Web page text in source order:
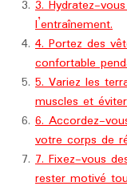
3. Hydratez-
l’entraînement.
4. Portez des
confortable
5. Variez les
muscles et
6. Accordez-
votre corps de
7. Fixez-vous
rester motivé